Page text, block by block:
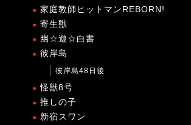
家庭教師ヒットマンREBORN!
寄生獣
幽☆遊☆白書
彼岸島
彼岸島48日後
怪獣8号
推しの子
新宿スワン